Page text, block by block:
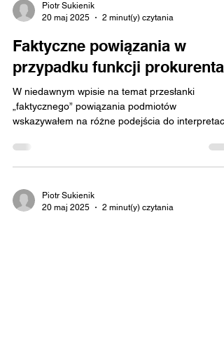
Piotr Sukienik
20 maj 2025
2 minut(y) czytania
Faktyczne powiązania w
przypadku funkcji prokurenta
W niedawnym wpisie na temat przesłanki
„faktycznego” powiązania podmiotów
wskazywałem na różne podejścia do interpretacji
Piotr Sukienik
20 maj 2025
2 minut(y) czytania